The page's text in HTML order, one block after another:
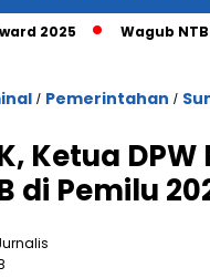
Wagub NTB Umi
/ Pemerintahan /
Ketua
di Pemilu